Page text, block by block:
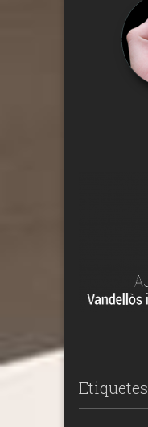
Etiquetes